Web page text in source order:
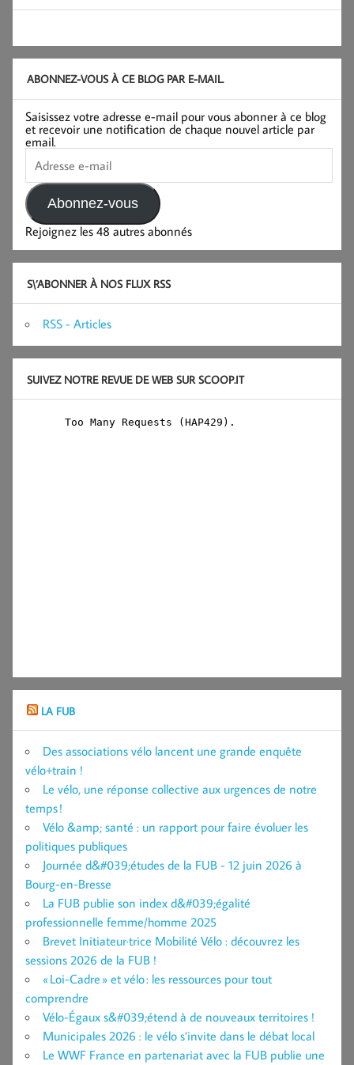
ABONNEZ-VOUS À CE BLOG PAR E-MAIL.
Saisissez votre adresse e-mail pour vous abonner à ce blog
et recevoir une notification de chaque nouvel article par
email.
Adresse
e-
mail
Abonnez-vous
Rejoignez les 48 autres abonnés
S\’ABONNER À NOS FLUX RSS
RSS - Articles
SUIVEZ NOTRE REVUE DE WEB SUR SCOOP.IT
LA FUB
Des associations vélo lancent une grande enquête
vélo+train !
Le vélo, une réponse collective aux urgences de notre
temps !
Vélo &amp; santé : un rapport pour faire évoluer les
politiques publiques
Journée d&#039;études de la FUB - 12 juin 2026 à
Bourg-en-Bresse
La FUB publie son index d&#039;égalité
professionnelle femme/homme 2025
Brevet Initiateur·trice Mobilité Vélo : découvrez les
sessions 2026 de la FUB !
« Loi-Cadre » et vélo : les ressources pour tout
comprendre
Vélo-Égaux s&#039;étend à de nouveaux territoires !
Municipales 2026 : le vélo s’invite dans le débat local
Le WWF France en partenariat avec la FUB publie une